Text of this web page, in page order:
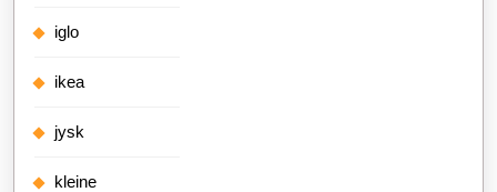
iglo
ikea
jysk
kleine